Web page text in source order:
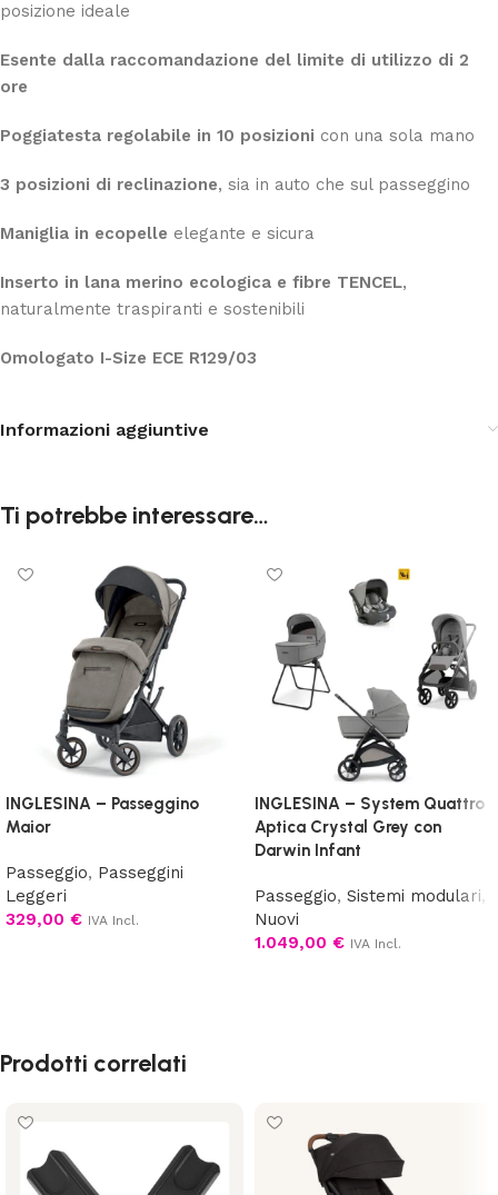
posizione ideale
Esente dalla raccomandazione del limite di utilizzo di 2
ore
Poggiatesta regolabile in 10 posizioni con una sola mano
3 posizioni di reclinazione, sia in auto che sul passeggino
Maniglia in ecopelle elegante e sicura
Inserto in lana merino ecologica e fibre TENCEL,
naturalmente traspiranti e sostenibili
Omologato I-Size ECE R129/03
Informazioni aggiuntive
Ti potrebbe interessare…
INGLESINA – Passeggino
Maior
Passeggio, Passeggini
Leggeri
329,00 € IVA Incl.
INGLESINA – System Quattro
Aptica Crystal Grey con
Darwin Infant
Passeggio, Sistemi modulari,
Nuovi
1.049,00 € IVA Incl.
Prodotti correlati